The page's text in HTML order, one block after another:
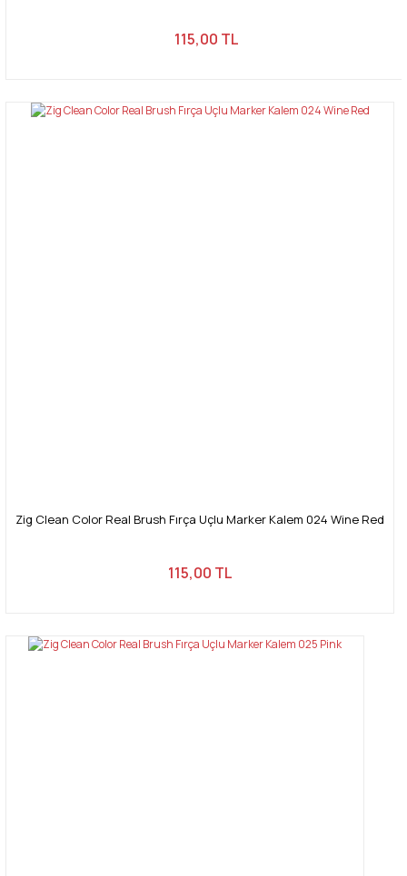
115,00 TL
Zig Clean Color Real Brush Fırça Uçlu Marker Kalem 024 Wine Red
115,00 TL